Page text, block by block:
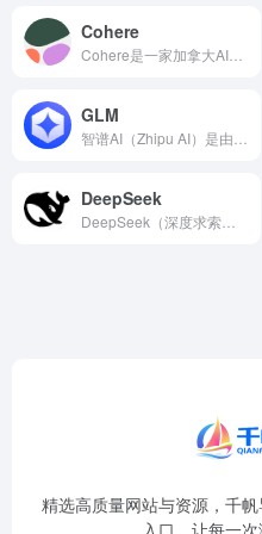
Cohere
GLM
DeepSeek
精选高质量网站与资源，千
入口，让每一次